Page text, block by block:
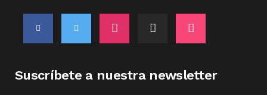
Suscríbete a nuestra newsletter